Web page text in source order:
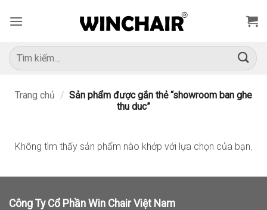
qua
dung
Tìm
kiếm:
Trang chủ / Sản phẩm được gắn thẻ “showroom ban ghe
thu duc”
Không tìm thấy sản phẩm nào khớp với lựa chọn của bạn.
Công Ty Cổ Phần Win Chair Việt Nam